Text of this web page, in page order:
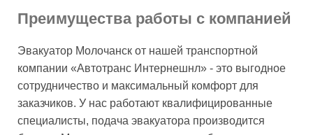
Преимущества работы с компанией
Эвакуатор Молочанск от нашей транспортной
компании «Автотранс Интернешнл» - это выгодное
сотрудничество и максимальный комфорт для
заказчиков. У нас работают квалифицированные
специалисты, подача эвакуатора производится